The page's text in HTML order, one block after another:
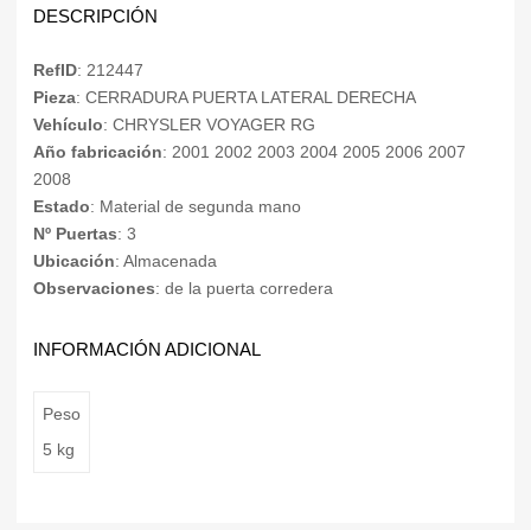
DESCRIPCIÓN
RefID: 212447
Pieza: CERRADURA PUERTA LATERAL DERECHA
Vehículo: CHRYSLER VOYAGER RG
Año fabricación: 2001 2002 2003 2004 2005 2006 2007
2008
Estado: Material de segunda mano
Nº Puertas: 3
Ubicación: Almacenada
Observaciones: de la puerta corredera
INFORMACIÓN ADICIONAL
Peso
5 kg